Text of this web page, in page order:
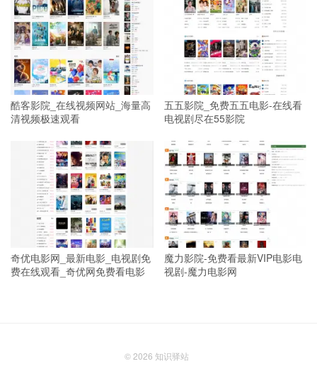
酷客影院_在线视频网站_海量高
清视频极速观看
五五影院_免费五五电影-在线看
电视剧尽在55影院
奇优电影网_最新电影_电视剧免
费在线观看_奇优网免费看电影
魔力影院-免费看最新VIP电影电
视剧-魔力电影网
© 2026 知识驿站